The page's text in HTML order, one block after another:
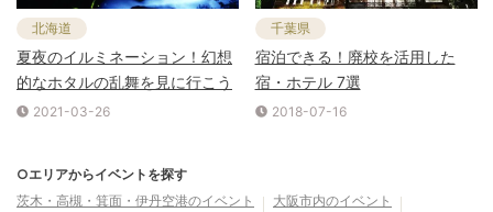
北海道
夏夜のイルミネーション！幻想
的なホタルの乱舞を見に行こう
2021-03-26
千葉県
宿泊できる！廃校を活用した
宿・ホテル 7選
2018-07-16
○エリアからイベントを探す
茨木・高槻・箕面・伊丹空港のイベント 大阪市内のイベント